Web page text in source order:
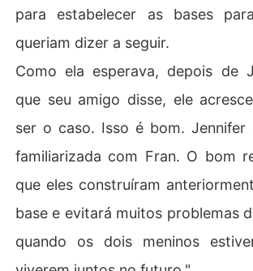
para estabelecer as bases
queriam dizer a seguir.
Como ela esperava, depois de
que seu amigo disse, ele
ser o caso. Isso é bom. Jennifer
familiarizada com Fran. O bom
que eles construíram
base e evitará muitos problemas
quando os dois meninos